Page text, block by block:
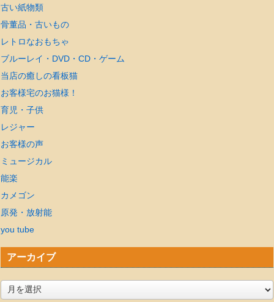
古い紙物類
骨董品・古いもの
レトロなおもちゃ
ブルーレイ・DVD・CD・ゲーム
当店の癒しの看板猫
お客様宅のお猫様！
育児・子供
レジャー
お客様の声
ミュージカル
能楽
カメゴン
原発・放射能
you tube
アーカイブ